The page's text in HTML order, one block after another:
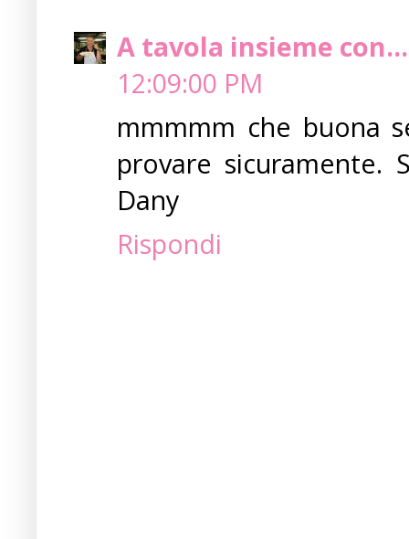
A tavola insieme
12:09:00 PM
mmmmm che buona
provare sicuramente.
Dany
Rispondi